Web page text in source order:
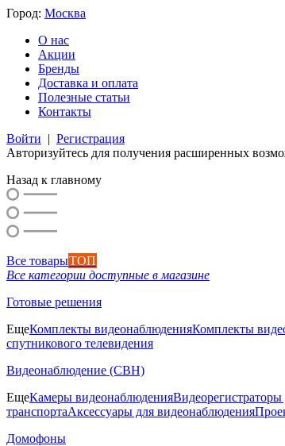
Город: Москва
О нас
Акции
Бренды
Доставка и оплата
Полезные статьи
Контакты
Войти | Регистрация
Авторизуйтесь для получения расширенных
Назад к главному
Все товарыТОП
Все категории доступные в магазине
Готовые решения
ЕщеКомплекты видеонаблюденияКомплекты
спутникового телевидения
Видеонаблюдение (СВН)
ЕщеКамеры видеонаблюдения
транспортаАксессуары для видеонаблюдения
Домофоны